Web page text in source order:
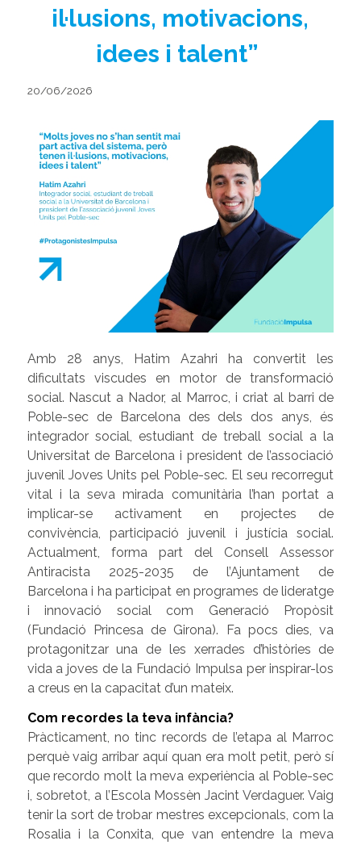
il·lusions, motivacions,
idees i talent”
20/06/2026
Amb 28 anys, Hatim Azahri ha convertit les
dificultats viscudes en motor de transformació
social. Nascut a Nador, al Marroc, i criat al barri de
Poble-sec de Barcelona des dels dos anys, és
integrador social, estudiant de treball social a la
Universitat de Barcelona i president de l’associació
juvenil Joves Units pel Poble-sec. El seu recorregut
vital i la seva mirada comunitària l’han portat a
implicar-se activament en projectes de
convivència, participació juvenil i justícia social.
Actualment, forma part del Consell Assessor
Antiracista 2025-2035 de l’Ajuntament de
Barcelona i ha participat en programes de lideratge
i innovació social com Generació Propòsit
(Fundació Princesa de Girona). Fa pocs dies, va
protagonitzar una de les xerrades d’històries de
vida a joves de la Fundació Impulsa per inspirar-los
a creus en la capacitat d’un mateix.
Com recordes la teva infància?
Pràcticament, no tinc records de l’etapa al Marroc
perquè vaig arribar aquí quan era molt petit, però sí
que recordo molt la meva experiència al Poble-sec
i, sobretot, a l’Escola Mossèn Jacint Verdaguer. Vaig
tenir la sort de trobar mestres excepcionals, com la
Rosalia i la Conxita, que van entendre la meva